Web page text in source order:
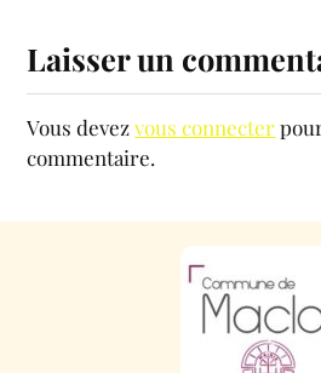
Laisser un
Vous devezvous connecter
commentaire.